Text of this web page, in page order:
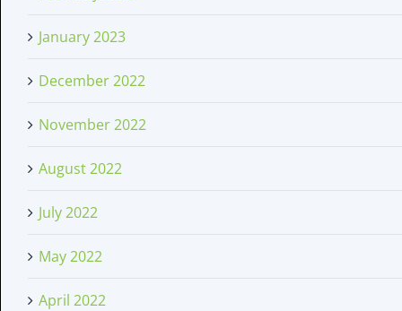
January 2023
December 2022
November 2022
August 2022
July 2022
May 2022
April 2022